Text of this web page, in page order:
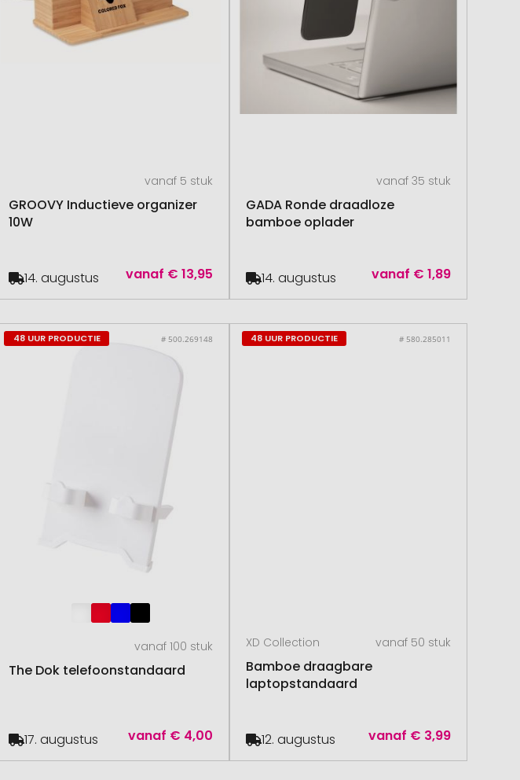
vanaf 5 stuk
GROOVY Inductieve organizer
10W
vanaf € 13,95
14. augustus
vanaf 35 stuk
GADA Ronde draadloze
bamboe oplader
vanaf € 1,89
14. augustus
48 UUR PRODUCTIE # 500.269148
vanaf 100 stuk
The Dok telefoonstandaard
vanaf € 4,00
17. augustus
48 UUR PRODUCTIE # 580.285011
XD Collection vanaf 50 stuk
Bamboe draagbare
laptopstandaard
vanaf € 3,99
12. augustus